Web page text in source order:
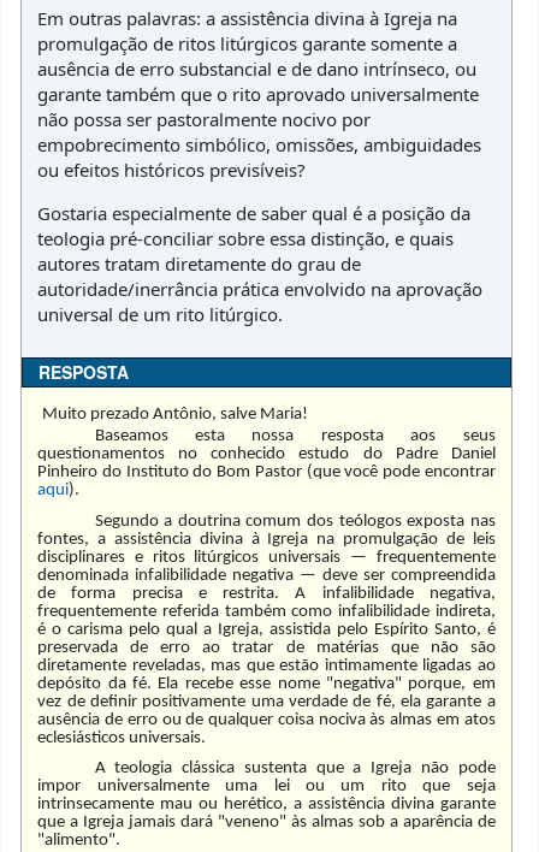
Em outras palavras: a assistência divina à Igreja na
promulgação de ritos litúrgicos garante somente a
ausência de erro substancial e de dano intrínseco, ou
garante também que o rito aprovado universalmente
não possa ser pastoralmente nocivo por
empobrecimento simbólico, omissões, ambiguidades
ou efeitos históricos previsíveis?
Gostaria especialmente de saber qual é a posição da
teologia pré-conciliar sobre essa distinção, e quais
autores tratam diretamente do grau de
autoridade/inerrância prática envolvido na aprovação
universal de um rito litúrgico.
RESPOSTA
Muito prezado Antônio, salve Maria!
Baseamos esta nossa resposta aos seus
questionamentos no conhecido estudo do Padre Daniel
Pinheiro do Instituto do Bom Pastor (que você pode encontrar
aqui).
Segundo a doutrina comum dos teólogos exposta nas
fontes, a assistência divina à Igreja na promulgação de leis
disciplinares e ritos litúrgicos universais — frequentemente
denominada infalibilidade negativa — deve ser compreendida
de forma precisa e restrita. A infalibilidade negativa,
frequentemente referida também como infalibilidade indireta,
é o carisma pelo qual a Igreja, assistida pelo Espírito Santo, é
preservada de erro ao tratar de matérias que não são
diretamente reveladas, mas que estão intimamente ligadas ao
depósito da fé. Ela recebe esse nome "negativa" porque, em
vez de definir positivamente uma verdade de fé, ela garante a
ausência de erro ou de qualquer coisa nociva às almas em atos
eclesiásticos universais.
A teologia clássica sustenta que a Igreja não pode
impor universalmente uma lei ou um rito que seja
intrinsecamente mau ou herético, a assistência divina garante
que a Igreja jamais dará "veneno" às almas sob a aparência de
"alimento".